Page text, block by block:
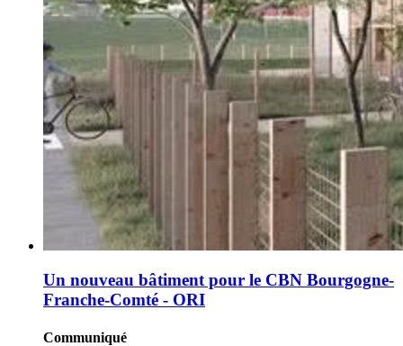
Un nouveau bâtiment pour le CBN Bourgogne-
Franche-Comté - ORI
Communiqué